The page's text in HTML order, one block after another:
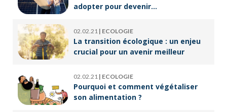
adopter pour devenir
02.02.21 | ECOLOGIE
La transition écologique : un enjeu
crucial pour un avenir meilleur
02.02.21 | ECOLOGIE
Pourquoi et comment végétaliser
son alimentation ?